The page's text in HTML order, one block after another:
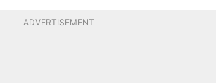
ADVERTISEMENT